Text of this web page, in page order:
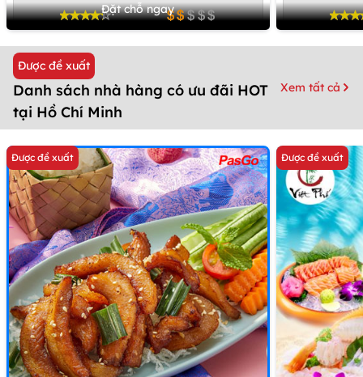
Đặt chỗ ngay
Được đề xuất
Danh sách nhà hàng có ưu đãi HOT
tại Hồ Chí Minh
Xem tất cả
Được đề xuất Được đề xuất